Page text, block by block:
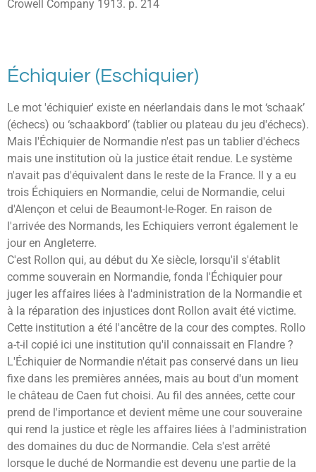
Crowell Company 1913. p. 214
Échiquier (Eschiquier)
Le mot 'échiquier' existe en néerlandais dans le mot ‘schaak’
(échecs) ou ‘schaakbord’ (tablier ou plateau du jeu d'échecs).
Mais l'Échiquier de Normandie n'est pas un tablier d'échecs
mais une institution où la justice était rendue. Le système
n'avait pas d'équivalent dans le reste de la France. Il y a eu
trois Échiquiers en Normandie, celui de Normandie, celui
d'Alençon et celui de Beaumont-le-Roger. En raison de
l'arrivée des Normands, les Echiquiers verront également le
jour en Angleterre.
C'est Rollon qui, au début du Xe siècle, lorsqu'il s'établit
comme souverain en Normandie, fonda l'Échiquier pour
juger les affaires liées à l'administration de la Normandie et
à la réparation des injustices dont Rollon avait été victime.
Cette institution a été l'ancêtre de la cour des comptes. Rollo
a-t-il copié ici une institution qu'il connaissait en Flandre ?
L'Échiquier de Normandie n'était pas conservé dans un lieu
fixe dans les premières années, mais au bout d'un moment
le château de Caen fut choisi. Au fil des années, cette cour
prend de l'importance et devient même une cour souveraine
qui rend la justice et règle les affaires liées à l'administration
des domaines du duc de Normandie. Cela s'est arrêté
lorsque le duché de Normandie est devenu une partie de la